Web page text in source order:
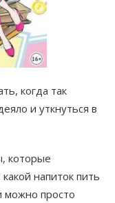
когда так
и уткнуться в
которые
напиток пить
можно просто